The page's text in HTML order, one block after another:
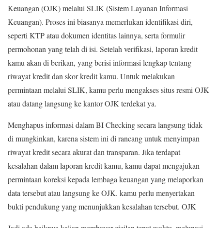
Keuangan (OJK) melalui SLIK (Sistem Layanan Informasi
Keuangan). Proses ini biasanya memerlukan identifikasi diri,
seperti KTP atau dokumen identitas lainnya, serta formulir
permohonan yang telah di isi. Setelah verifikasi, laporan kredit
kamu akan di berikan, yang berisi informasi lengkap tentang
riwayat kredit dan skor kredit kamu. Untuk melakukan
permintaan melalui SLIK, kamu perlu mengakses situs resmi OJK
atau datang langsung ke kantor OJK terdekat ya.
Menghapus informasi dalam BI Checking secara langsung tidak
di mungkinkan, karena sistem ini di rancang untuk menyimpan
riwayat kredit secara akurat dan transparan. Jika terdapat
kesalahan dalam laporan kredit kamu, kamu dapat mengajukan
permintaan koreksi kepada lembaga keuangan yang melaporkan
data tersebut atau langsung ke OJK. kamu perlu menyertakan
bukti pendukung yang menunjukkan kesalahan tersebut. OJK